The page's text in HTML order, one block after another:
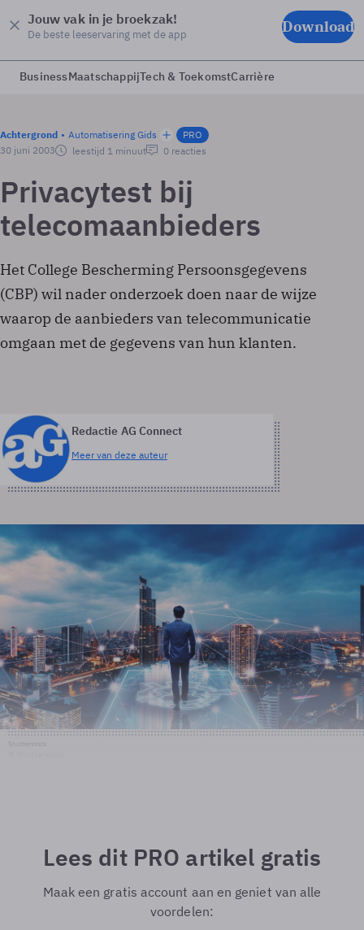
Jouw vak in je broekzak!
De beste leeservaring met de app Download
BusinessMaatschappijTech & ToekomstCarrière
Achtergrond Automatisering Gids
PRO
30 juni 2003
leestijd 1 minuut 0 reacties
Privacytest bij
telecomaanbieders
Het College Bescherming Persoonsgegevens
(CBP) wil nader onderzoek doen naar de wijze
waarop de aanbieders van telecommunicatie
omgaan met de gegevens van hun klanten.
Redactie AG Connect
Meer van deze auteur
Lees dit PRO artikel gratis
Maak een gratis account aan en geniet van alle
voordelen: